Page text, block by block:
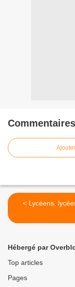
Commentaires
< Lycéens,
Hébergé par
Top articles
Pages